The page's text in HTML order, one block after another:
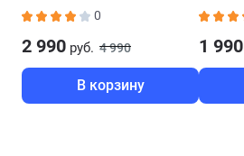
0
2 990 руб. 4 990
В корзину
1 990